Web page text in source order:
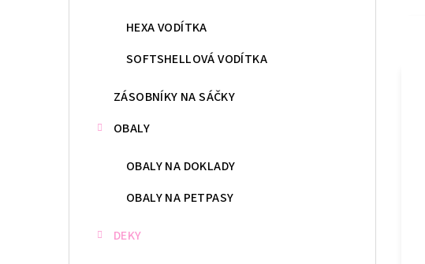
HEXA VODÍTKA
SOFTSHELLOVÁ VODÍTKA
ZÁSOBNÍKY NA SÁČKY
OBALY
OBALY NA DOKLADY
OBALY NA PETPASY
DEKY